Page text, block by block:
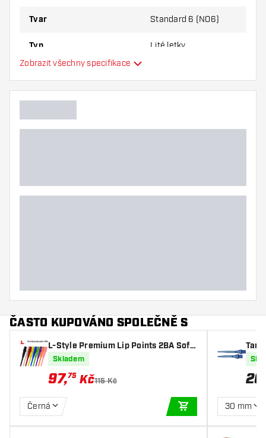
Tvar Standard 6 (NO6)
Typ Lité letky
Hlavní barva
Zobrazit všechny specifikace
ČASTO KUPOVÁNO SPOLEČNĚ S
L-Style Premium Lip Points 2BA Soft
Tips
Skladem
97,75 Kč115 Kč
Černá
PŘIDAT DO KOŠÍKU
30 mm